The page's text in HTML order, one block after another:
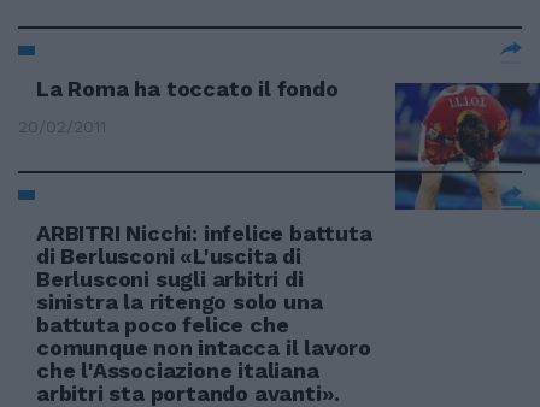
La Roma ha toccato il fondo
20/02/2011
ARBITRI Nicchi: infelice battuta
di Berlusconi «L'uscita di
Berlusconi sugli arbitri di
sinistra la ritengo solo una
battuta poco felice che
comunque non intacca il lavoro
che l'Associazione italiana
arbitri sta portando avanti».